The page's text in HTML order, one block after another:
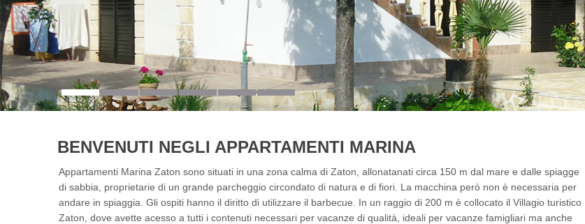
BENVENUTI NEGLI APPARTAMENTI MARINA
Appartamenti Marina Zaton sono situati in una zona calma di Zaton, allonatanati circa 150 m dal mare e dalle spiagge
di sabbia, proprietarie di un grande parcheggio circondato di natura e di fiori. La macchina però non è necessaria per
andare in spiaggia. Gli ospiti hanno il diritto di utilizzare il barbecue. In un raggio di 200 m è collocato il Villagio turistico
Zaton, dove avette acesso a tutti i contenuti necessari per vacanze di qualità, ideali per vacanze famigliari ma anche